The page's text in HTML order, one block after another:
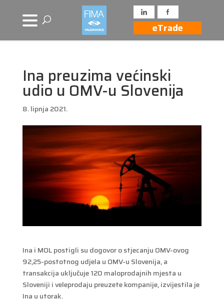
eTrade
Ina preuzima većinski
udio u OMV-u Slovenija
8. lipnja 2021.
Ina i MOL postigli su dogovor o stjecanju OMV-ovog
92,25-postotnog udjela u OMV-u Slovenija, a
transakcija uključuje 120 maloprodajnih mjesta u
Sloveniji i veleprodaju preuzete kompanije, izvijestila je
Ina u utorak.